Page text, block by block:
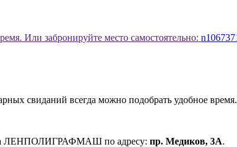
Или забронируйте место самостоятельно:
свиданий всегда можно подобрать удобное время.
ЛЕНПОЛИГРАФМАШ по адресу: пр. Медиков, 3А.